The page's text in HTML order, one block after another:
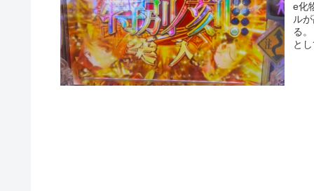
e化
ル
る
と